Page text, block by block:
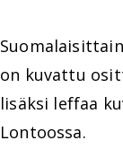
on kuvattu
lisäksi leffaa
Lontoossa.